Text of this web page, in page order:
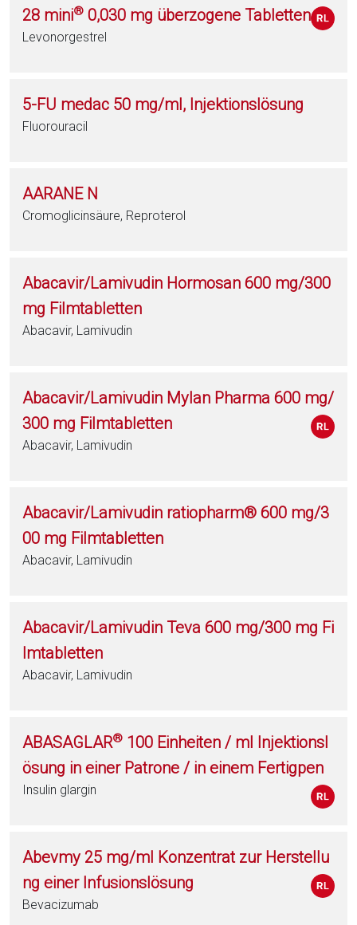
28 mini® 0,030 mg überzogene Tabletten
Levonorgestrel
5-FU medac 50 mg/ml, Injektionslösung
Fluorouracil
AARANE N
Cromoglicinsäure, Reproterol
Abacavir/Lamivudin Hormosan 600 mg/300
mg Filmtabletten
Abacavir, Lamivudin
Abacavir/Lamivudin Mylan Pharma 600 mg/
300 mg Filmtabletten
Abacavir, Lamivudin
Abacavir/Lamivudin ratiopharm® 600 mg/3
00 mg Filmtabletten
Abacavir, Lamivudin
Abacavir/Lamivudin Teva 600 mg/300 mg Fi
lmtabletten
Abacavir, Lamivudin
ABASAGLAR® 100 Einheiten / ml Injektionsl
ösung in einer Patrone / in einem Fertigpen
Insulin glargin
Abevmy 25 mg/ml Konzentrat zur Herstellu
ng einer Infusionslösung
Bevacizumab